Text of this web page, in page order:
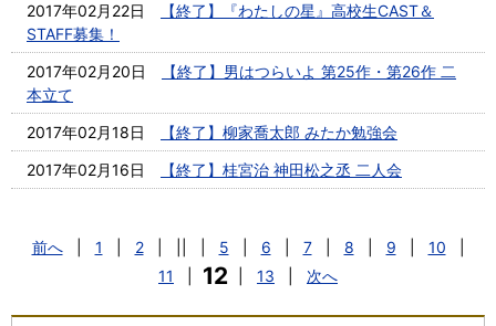
2017年02月22日
【終了】『わたしの星』高校生CAST＆
STAFF募集！
2017年02月20日
【終了】男はつらいよ 第25作・第26作 二
本立て
2017年02月18日
【終了】柳家喬太郎 みたか勉強会
2017年02月16日
【終了】桂宮治 神田松之丞 二人会
前へ 1 2 5 6 7 8 9 10
11
12 13 次へ